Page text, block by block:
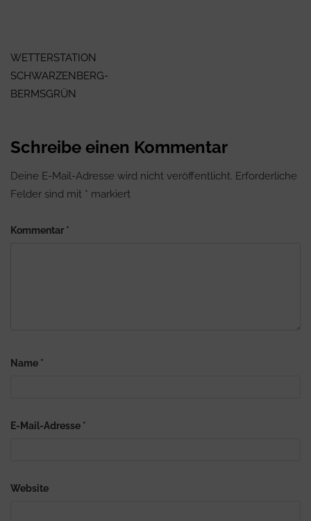
WETTERSTATION
SCHWARZENBERG-
BERMSGRÜN
Schreibe einen Kommentar
Deine E-Mail-Adresse wird nicht veröffentlicht. Erforderliche
Felder sind mit * markiert
Kommentar *
Name *
E-Mail-Adresse *
Website